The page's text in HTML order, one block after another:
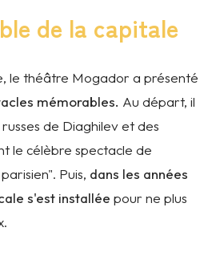
de la capitale
le théâtre Mogador a présenté
mémorables. Au départ, il
de Diaghilev et des
le célèbre spectacle de
Puis, dans les années
s'est installée pour ne plus